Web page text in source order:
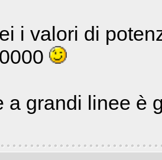
i valori di
a grandi linee è